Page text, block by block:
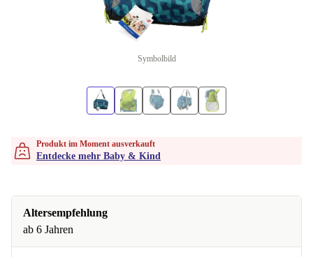
Symbolbild
Produkt im Moment ausverkauft
Entdecke mehr Baby & Kind
Altersempfehlung
ab 6 Jahren